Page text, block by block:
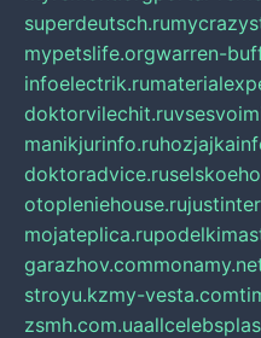
superdeutsch.ru
mypetslife.orgwarren-
infoelectrik.ru
doktorvilechit.ru
manikjurinfo.ru
doktoradvice.ru
otopleniehouse.ru
mojateplica.ru
garazhov.com
stroyu.kzmy-vesta.com
zsmh.com.ua